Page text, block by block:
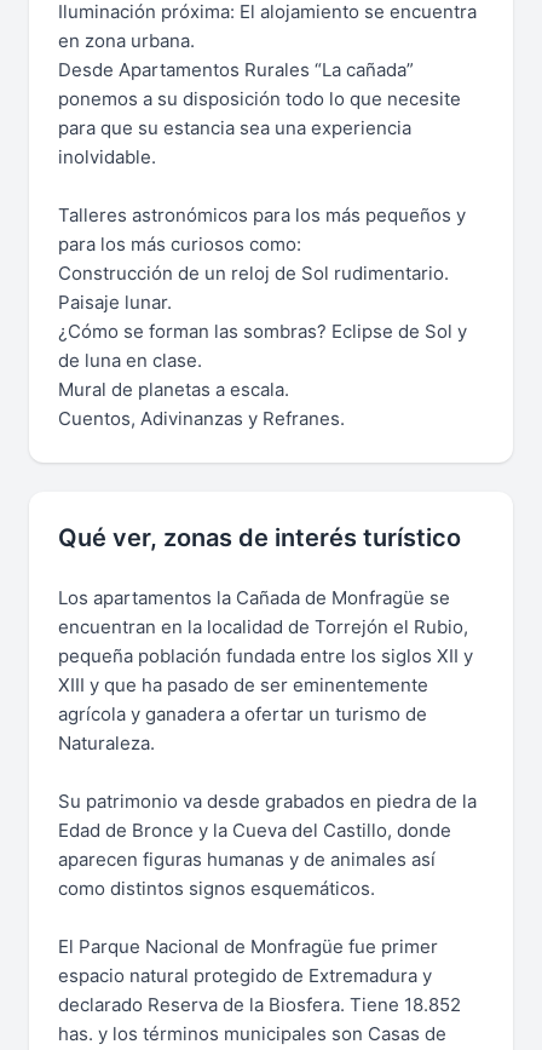
Iluminación próxima: El alojamiento se encuentra
en zona urbana.
Desde Apartamentos Rurales “La cañada”
ponemos a su disposición todo lo que necesite
para que su estancia sea una experiencia
inolvidable.
Talleres astronómicos para los más pequeños y
para los más curiosos como:
Construcción de un reloj de Sol rudimentario.
Paisaje lunar.
¿Cómo se forman las sombras? Eclipse de Sol y
de luna en clase.
Mural de planetas a escala.
Cuentos, Adivinanzas y Refranes.
Qué ver, zonas de interés turístico
Los apartamentos la Cañada de Monfragüe se
encuentran en la localidad de Torrejón el Rubio,
pequeña población fundada entre los siglos XII y
XIII y que ha pasado de ser eminentemente
agrícola y ganadera a ofertar un turismo de
Naturaleza.
Su patrimonio va desde grabados en piedra de la
Edad de Bronce y la Cueva del Castillo, donde
aparecen figuras humanas y de animales así
como distintos signos esquemáticos.
El Parque Nacional de Monfragüe fue primer
espacio natural protegido de Extremadura y
declarado Reserva de la Biosfera. Tiene 18.852
has. y los términos municipales son Casas de